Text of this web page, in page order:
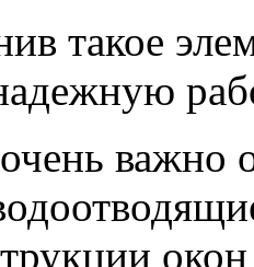
такое
важно